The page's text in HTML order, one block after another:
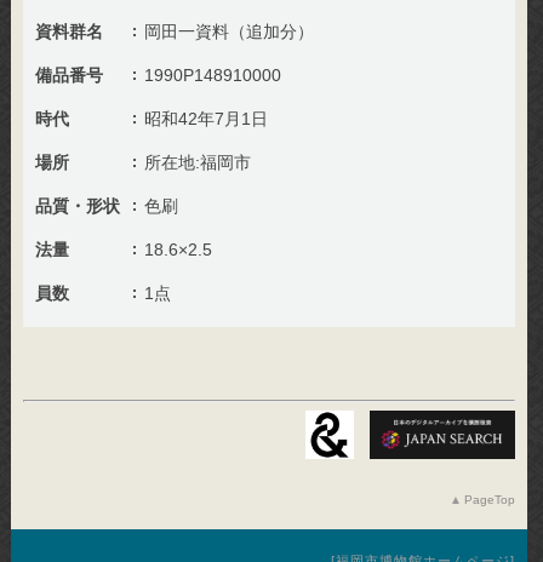
資料群名 岡田一資料（追加分）
備品番号 1990P148910000
時代 昭和42年7月1日
場所 所在地:福岡市
品質・形状 色刷
法量 18.6×2.5
員数 1点
PageTop